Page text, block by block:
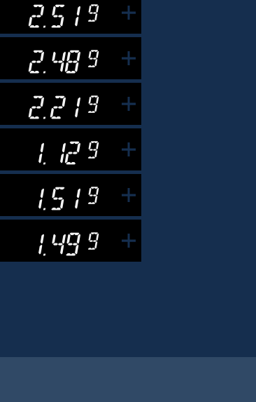
2.51 9
2.48 9
2.21 9
1.12 9
1.51 9
1.49 9